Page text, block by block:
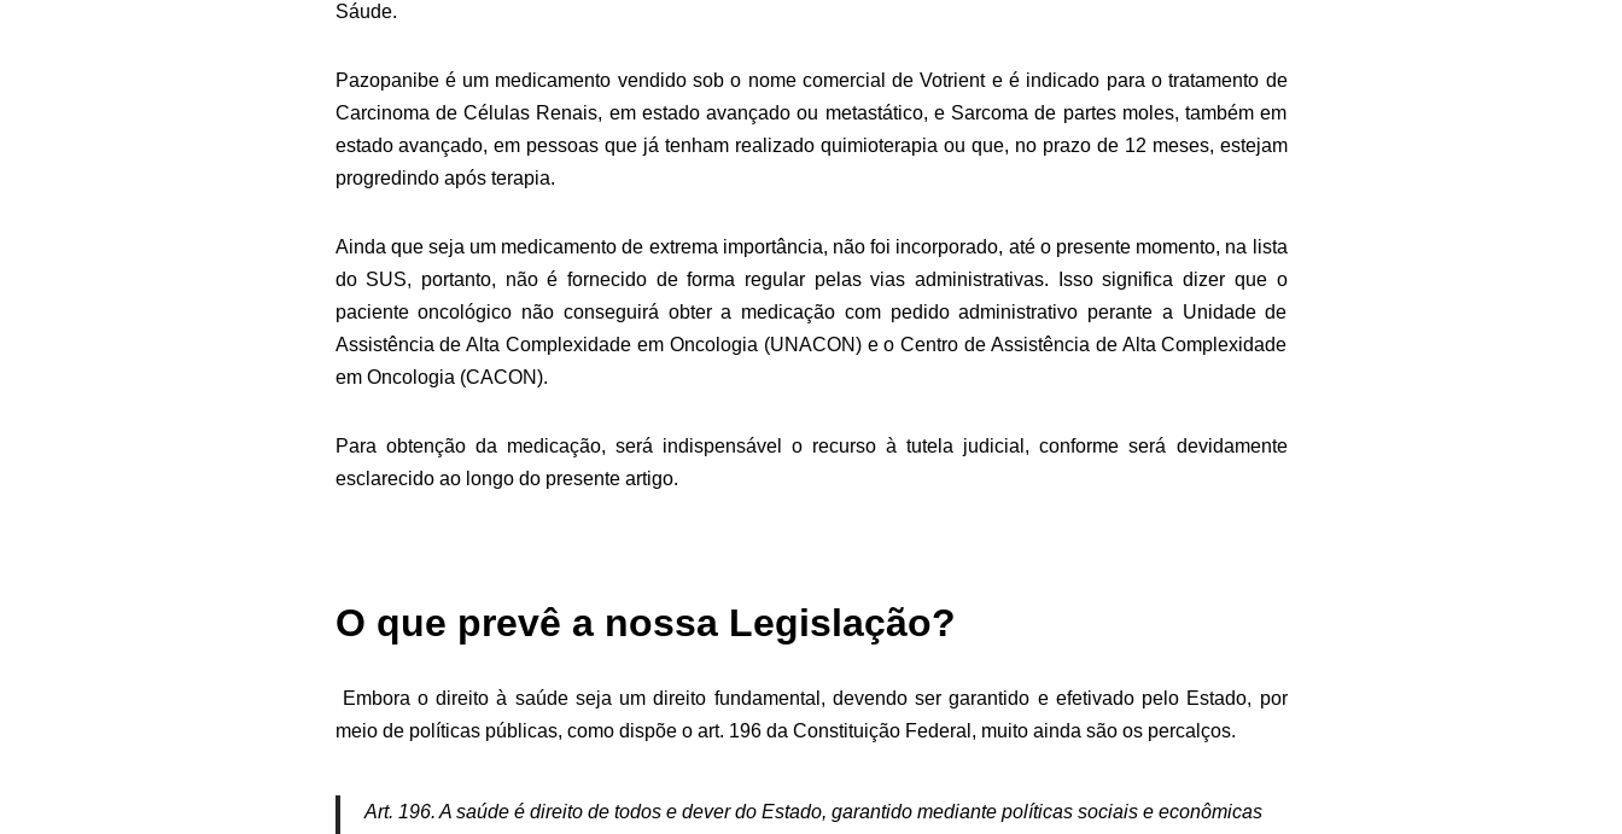
Sáude.
Pazopanibe é um medicamento vendido sob o nome comercial de Votrient e é indicado para o tratamento de
Carcinoma de Células Renais, em estado avançado ou metastático, e Sarcoma de partes moles, também em
estado avançado, em pessoas que já tenham realizado quimioterapia ou que, no prazo de 12 meses, estejam
progredindo após terapia.
Ainda que seja um medicamento de extrema importância, não foi incorporado, até o presente momento, na lista
do SUS, portanto, não é fornecido de forma regular pelas vias administrativas. Isso significa dizer que o
paciente oncológico não conseguirá obter a medicação com pedido administrativo perante a Unidade de
Assistência de Alta Complexidade em Oncologia (UNACON) e o Centro de Assistência de Alta Complexidade
em Oncologia (CACON).
Para obtenção da medicação, será indispensável o recurso à tutela judicial, conforme será devidamente
esclarecido ao longo do presente artigo.
O que prevê a nossa Legislação?
Embora o direito à saúde seja um direito fundamental, devendo ser garantido e efetivado pelo Estado, por
meio de políticas públicas, como dispõe o art. 196 da Constituição Federal, muito ainda são os percalços.
Art. 196. A saúde é direito de todos e dever do Estado, garantido mediante políticas sociais e econômicas